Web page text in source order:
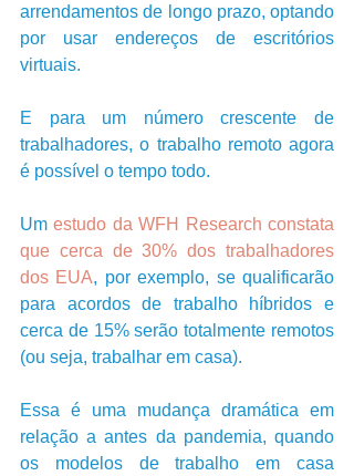
arrendamentos de longo prazo, optando
por usar endereços de escritórios
virtuais.
E para um número crescente de
trabalhadores, o trabalho remoto agora
é possível o tempo todo.
Um estudo da WFH Research constata
que cerca de 30% dos trabalhadores
dos EUA, por exemplo, se qualificarão
para acordos de trabalho híbridos e
cerca de 15% serão totalmente remotos
(ou seja, trabalhar em casa).
Essa é uma mudança dramática em
relação a antes da pandemia, quando
os modelos de trabalho em casa